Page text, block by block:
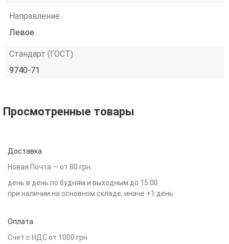
Направление
Левое
Стандарт (ГОСТ)
9740-71
Просмотренные товары
Доставка
Новая Почта — от 80 грн
день в день по будням и выходным до 15:00
при наличии на основном складе, иначе +1 день
Оплата
Счет с НДС от 1000 грн